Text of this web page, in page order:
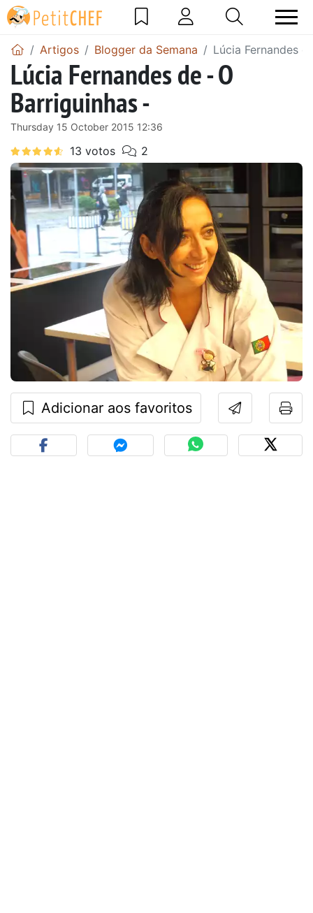
Artigos Blogger da Semana Lúcia Fernandes
Lúcia Fernandes de - O
Barriguinhas -
Thursday 15 October 2015 12:36
Adicionar aos favoritos